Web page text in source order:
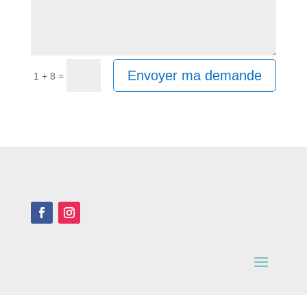
1 + 8 = Envoyer ma demande
Alternative: